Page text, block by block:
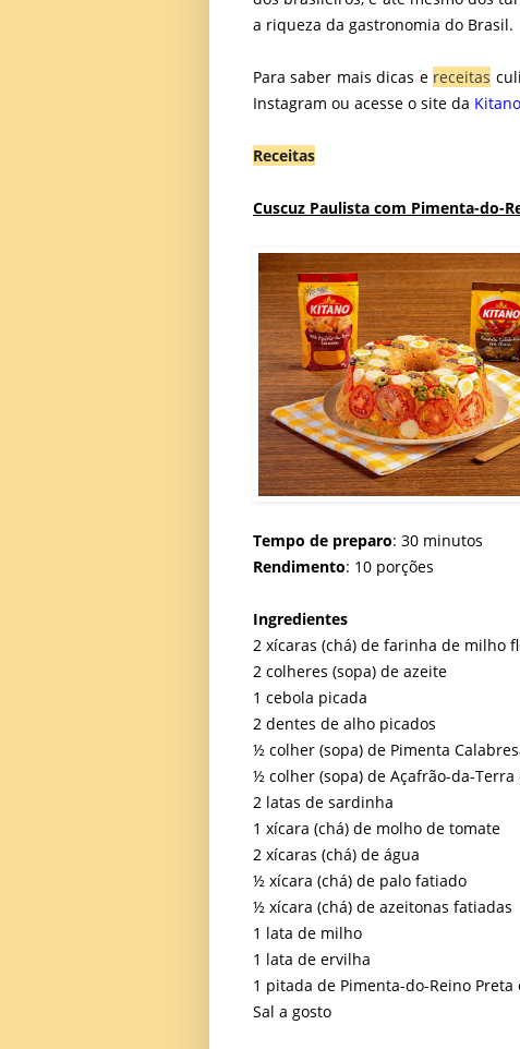
a riqueza da gastronomia do Brasil.
Para saber mais dicas e receitas
Instagram ou acesse o site da Kitano
Receitas
Cuscuz Paulista com Pimenta-do-
Tempo de preparo: 30 minutos
Rendimento: 10 porções
Ingredientes
2 xícaras (chá) de farinha de milho
2 colheres (sopa) de azeite
1 cebola picada
2 dentes de alho picados
½ colher (sopa) de Pimenta
½ colher (sopa) de Açafrão-da-
2 latas de sardinha
1 xícara (chá) de molho de tomate
2 xícaras (chá) de água
½ xícara (chá) de palo fatiado
½ xícara (chá) de azeitonas fatiadas
1 lata de milho
1 lata de ervilha
1 pitada de Pimenta-do-Reino Preta
Sal a gosto